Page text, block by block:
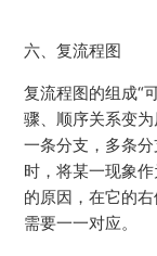
六、复流程图
复流程图的组成“
骤、顺序关系变
一条分支，多条
时，将某一现象
的原因，在它的
需要一一对应。